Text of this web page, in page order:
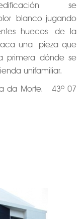
se
blanco jugando
huecos de la
una pieza que
primera dónde se
unifamiliar.
da Morte. 43º 07